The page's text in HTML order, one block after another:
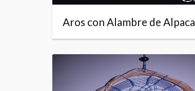
Aros con Alambre de Alpaca